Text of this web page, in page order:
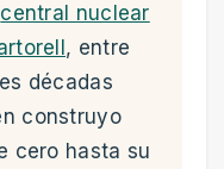
central nuclear
, entre
décadas
construyo
cero hasta su